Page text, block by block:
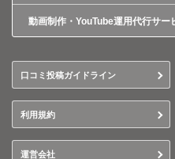
動画制作・YouTube運用代行サー
口コミ投稿ガイドライン
利用規約
運営会社